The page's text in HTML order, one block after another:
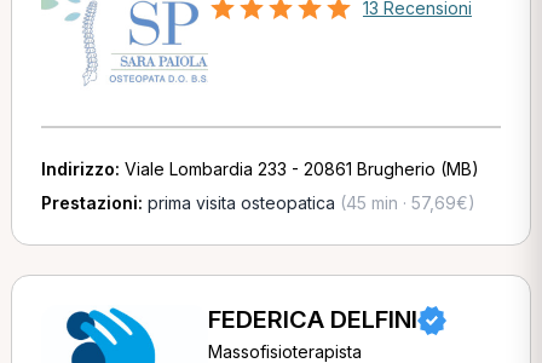
13 Recensioni
Indirizzo: Viale Lombardia 233 - 20861 Brugherio (MB)
Prestazioni: prima visita osteopatica (45 min · 57,69€)
FEDERICA DELFINI
Massofisioterapista